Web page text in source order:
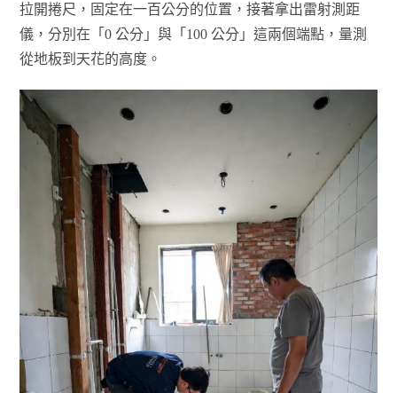
拉開捲尺，固定在一百公分的位置，接著拿出雷射測距
儀，分別在「0 公分」與「100 公分」這兩個端點，量測
從地板到天花的高度。